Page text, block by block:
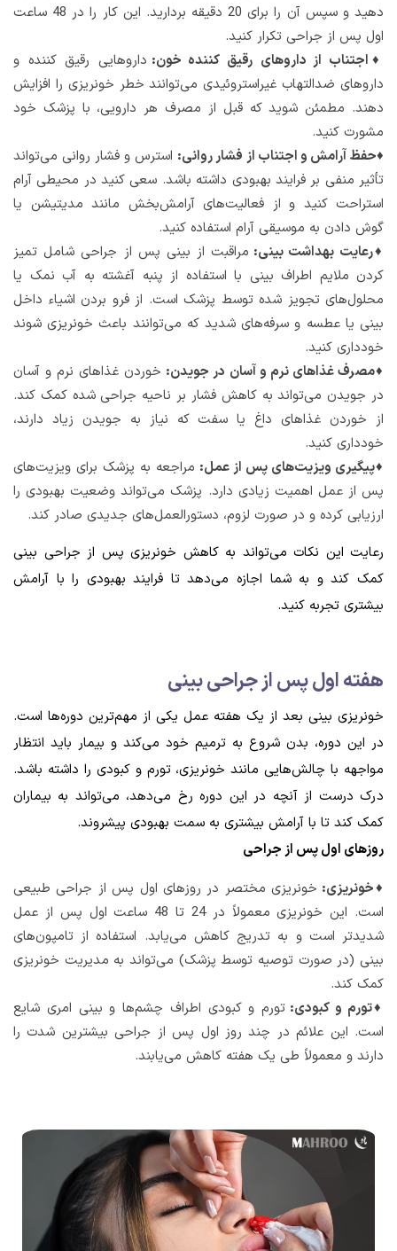
دهید و سپس آن را برای 20 دقیقه بردارید. این کار را در 48 ساعت
اول پس از جراحی تکرار کنید.
♦اجتناب از داروهای رقیق کننده خون: داروهایی رقیق کننده و
داروهای ضدالتهاب غیراستروئیدی می‌توانند خطر خونریزی را افزایش
دهند. مطمئن شوید که قبل از مصرف هر دارویی، با پزشک خود
مشورت کنید.
♦حفظ آرامش و اجتناب از فشار روانی: استرس و فشار روانی می‌تواند
تأثیر منفی بر فرایند بهبودی داشته باشد. سعی کنید در محیطی آرام
استراحت کنید و از فعالیت‌های آرامش‌بخش مانند مدیتیشن یا
گوش دادن به موسیقی آرام استفاده کنید.
♦رعایت بهداشت بینی: مراقبت از بینی پس از جراحی شامل تمیز
کردن ملایم اطراف بینی با استفاده از پنبه آغشته به آب نمک یا
محلول‌های تجویز شده توسط پزشک است. از فرو بردن اشیاء داخل
بینی یا عطسه و سرفه‌های شدید که می‌توانند باعث خونریزی شوند
خودداری کنید.
♦مصرف غذاهای نرم و آسان در جویدن: خوردن غذاهای نرم و آسان
در جویدن می‌تواند به کاهش فشار بر ناحیه جراحی شده کمک کند.
از خوردن غذاهای داغ یا سفت که نیاز به جویدن زیاد دارند،
خودداری کنید.
♦پیگیری ویزیت‌های پس از عمل: مراجعه به پزشک برای ویزیت‌های
پس از عمل اهمیت زیادی دارد. پزشک می‌تواند وضعیت بهبودی را
ارزیابی کرده و در صورت لزوم، دستورالعمل‌های جدیدی صادر کند.
رعایت این نکات می‌تواند به کاهش خونریزی پس از جراحی بینی
کمک کند و به شما اجازه می‌دهد تا فرایند بهبودی را با آرامش
بیشتری تجربه کنید.
هفته اول پس از جراحی بینی
خونریزی بینی بعد از یک هفته عمل یکی از مهم‌ترین دوره‌ها است.
در این دوره، بدن شروع به ترمیم خود می‌کند و بیمار باید انتظار
مواجهه با چالش‌هایی مانند خونریزی، تورم و کبودی را داشته باشد.
درک درست از آنچه در این دوره رخ می‌دهد، می‌تواند به بیماران
کمک کند تا با آرامش بیشتری به سمت بهبودی پیشروند.
روزهای اول پس از جراحی
♦خونریزی: خونریزی مختصر در روزهای اول پس از جراحی طبیعی
است. این خونریزی معمولاً در 24 تا 48 ساعت اول پس از عمل
شدیدتر است و به تدریج کاهش می‌یابد. استفاده از تامپون‌های
بینی (در صورت توصیه توسط پزشک) می‌تواند به مدیریت خونریزی
کمک کند.
♦تورم و کبودی: تورم و کبودی اطراف چشم‌ها و بینی امری شایع
است. این علائم در چند روز اول پس از جراحی بیشترین شدت را
دارند و معمولاً طی یک هفته کاهش می‌یابند.